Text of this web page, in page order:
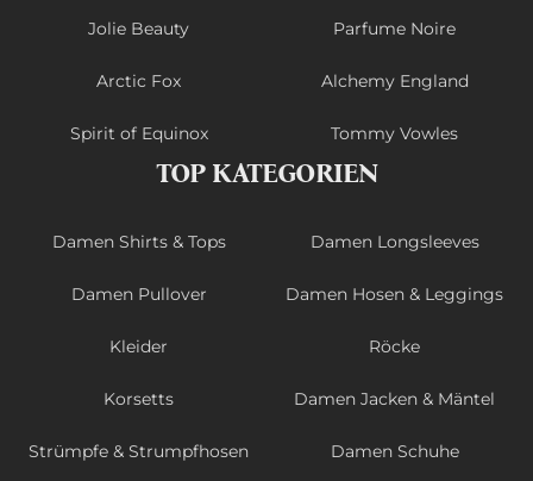
Jolie Beauty Parfume Noire
Arctic Fox Alchemy England
Spirit of Equinox Tommy Vowles
TOP KATEGORIEN
Damen Shirts & Tops Damen Longsleeves
Damen Pullover Damen Hosen & Leggings
Kleider Röcke
Korsetts Damen Jacken & Mäntel
Strümpfe & Strumpfhosen Damen Schuhe